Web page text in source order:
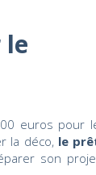
le
euros pour
la déco, le
son